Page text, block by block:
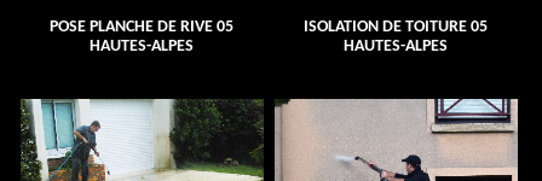
POSE PLANCHE DE RIVE 05
HAUTES-ALPES
ISOLATION DE TOITURE 05
HAUTES-ALPES